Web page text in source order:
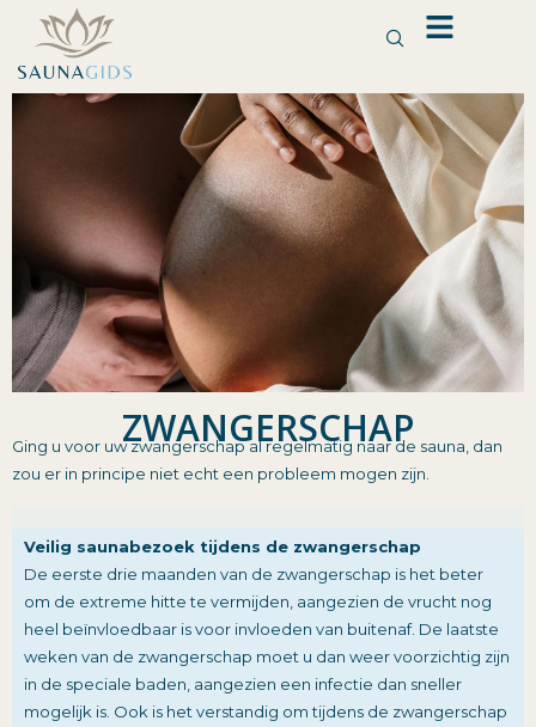
de
inhoud
ZWANGERSCHAP
Ging u voor uw zwangerschap al regelmatig naar de sauna, dan
zou er in principe niet echt een probleem mogen zijn.
Veilig saunabezoek tijdens de zwangerschap
De eerste drie maanden van de zwangerschap is het beter
om de extreme hitte te vermijden, aangezien de vrucht nog
heel beïnvloedbaar is voor invloeden van buitenaf. De laatste
weken van de zwangerschap moet u dan weer voorzichtig zijn
in de speciale baden, aangezien een infectie dan sneller
mogelijk is. Ook is het verstandig om tijdens de zwangerschap